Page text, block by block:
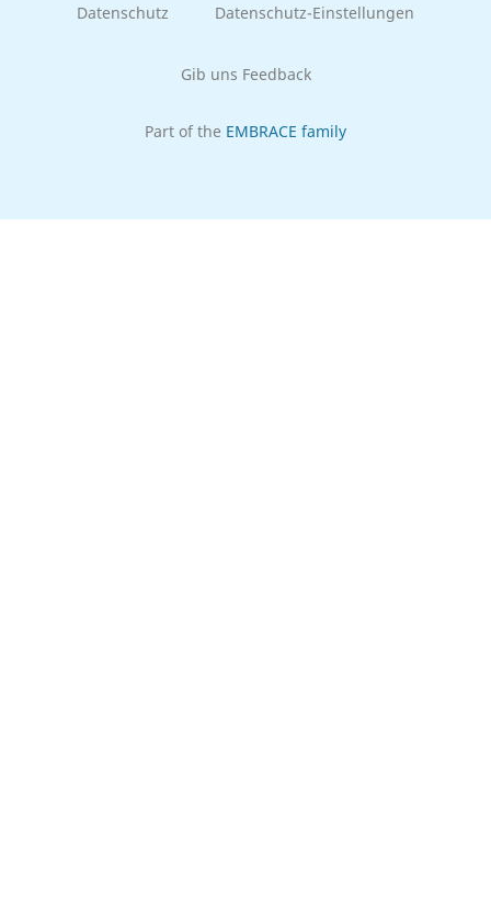
Datenschutz Datenschutz-Einstellungen
Gib uns Feedback
Part of the EMBRACE family